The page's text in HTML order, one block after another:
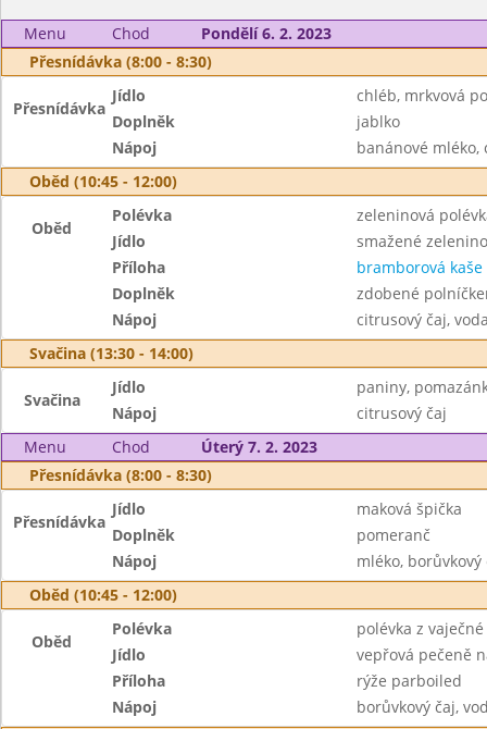
Menu Chod
Pondělí 6. 2. 2023
Přesnídávka (8:00 - 8:30)
Přesnídávka
Jídlo
chléb, mrkvová
Doplněk
jablko
Nápoj
banánové mléko,
Oběd (10:45 - 12:00)
Oběd
Polévka
zeleninová
Jídlo
smažené
Příloha
bramborová kaše
Doplněk
zdobené
Nápoj
citrusový čaj,
Svačina (13:30 - 14:00)
Svačina
Jídlo
paniny,
Nápoj
citrusový čaj
Menu
Chod
Úterý 7. 2. 2023
Přesnídávka (8:00 - 8:30)
Přesnídávka
Jídlo
maková špička
Doplněk
pomeranč
Nápoj
mléko, borůvkový
Oběd (10:45 - 12:00)
Oběd
Polévka
polévka z
Jídlo
vepřová pečeně
Příloha
rýže parboiled
Nápoj
borůvkový čaj,